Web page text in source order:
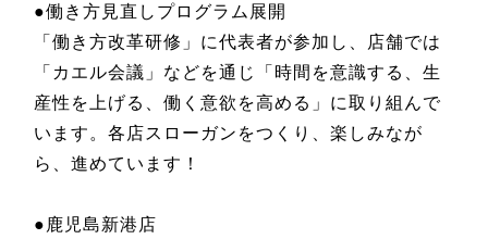
●働き方見直しプログラム展開
「働き方改革研修」に代表者が参加し、店舗では
「カエル会議」などを通じ「時間を意識する、生
産性を上げる、働く意欲を高める」に取り組んで
います。各店スローガンをつくり、楽しみなが
ら、進めています！
●鹿児島新港店